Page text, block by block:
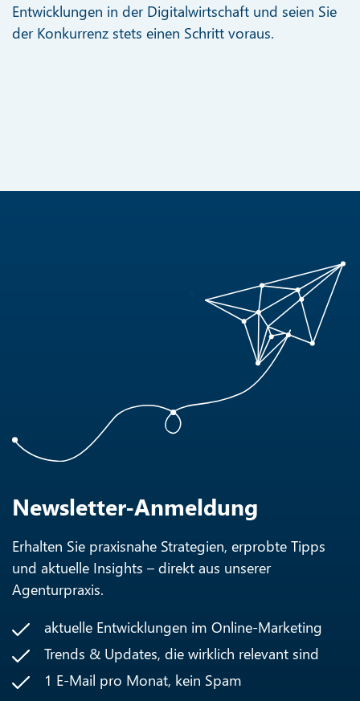
Entwicklungen in der Digitalwirtschaft und seien Sie
der Konkurrenz stets einen Schritt voraus.
Newsletter-Anmeldung
Erhalten Sie praxisnahe Strategien, erprobte Tipps
und aktuelle Insights – direkt aus unserer
Agenturpraxis.
aktuelle Entwicklungen im Online-Marketing
Trends & Updates, die wirklich relevant sind
1 E-Mail pro Monat, kein Spam